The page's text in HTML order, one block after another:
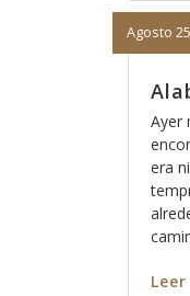
Agosto
Ayer
era